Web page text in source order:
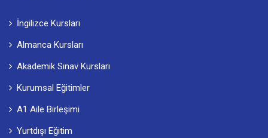
İngilizce Kursları
Almanca Kursları
Akademik Sınav Kursları
Kurumsal Eğitimler
A1 Aile Birleşimi
Yurtdışı Eğitim